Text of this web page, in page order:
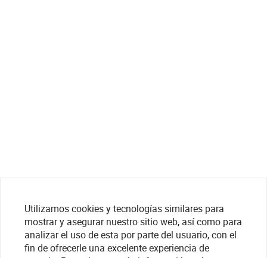
Utilizamos cookies y tecnologías similares para
mostrar y asegurar nuestro sitio web, así como para
analizar el uso de esta por parte del usuario, con el
fin de ofrecerle una excelente experiencia de